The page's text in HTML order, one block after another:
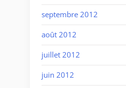
septembre 2012
août 2012
juillet 2012
juin 2012